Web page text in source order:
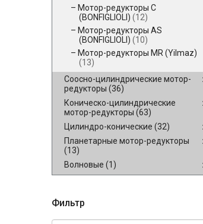
Мотор-редукторы C
(BONFIGLIOLI) (12)
Мотор-редукторы AS
(BONFIGLIOLI) (10)
Мотор-редукторы MR (Yilmaz)
(13)
Соосно-цилиндрические мотор-
редукторы (36)
Коническо-цилиндрические
мотор-редукторы (63)
Цилиндро-конические (32)
Планетарные мотор-редукторы
(13)
Волновые (1)
Фильтр